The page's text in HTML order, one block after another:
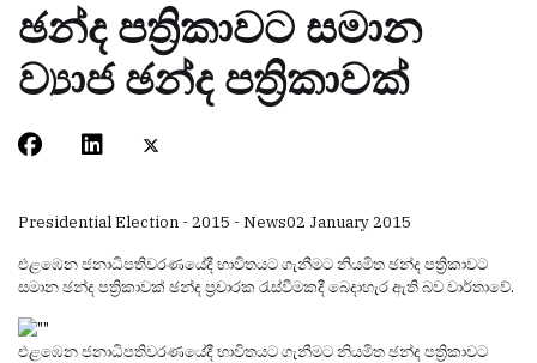
ඡන්ද පත්‍රිකාවට සමාන
ව්‍යාජ ඡන්ද පත්‍රිකාවක්
Presidential Election - 2015 - News02 January 2015
එළඹෙන ජනාධිපතිවරණයේදී භාවිතයට ගැනීමට නියමිත ඡන්ද පත්‍රිකාවට
සමාන ඡන්ද පත්‍රිකාවක් ඡන්ද ප්‍රචාරක රැස්වීමකදී බෙදාහැර ඇති බව වාර්තාවේ.
එළඹෙන ජනාධිපතිවරණයේදී භාවිතයට ගැනීමට නියමිත ඡන්ද පත්‍රිකාවට